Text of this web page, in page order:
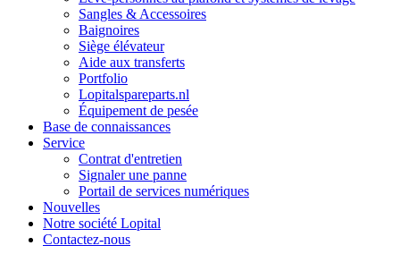
Sangles & Accessoires
Baignoires
Siège élévateur
Aide aux transferts
Portfolio
Lopitalspareparts.nl
Équipement de pesée
Base de connaissances
Service
Contrat d'entretien
Signaler une panne
Portail de services numériques
Nouvelles
Notre société Lopital
Contactez-nous